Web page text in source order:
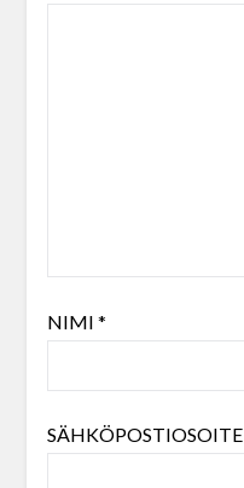
NIMI *
SÄHKÖPOSTIOSOITE